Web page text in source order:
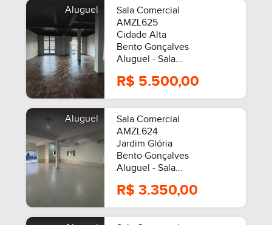
Aluguel
Sala Comercial
AMZL625
Cidade Alta
Bento Gonçalves
Aluguel - Sala...
R$ 5.500,00
Aluguel
Sala Comercial
AMZL624
Jardim Glória
Bento Gonçalves
Aluguel - Sala...
R$ 3.350,00